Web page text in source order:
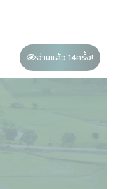
อ่านแล้ว 14ครั้ง!